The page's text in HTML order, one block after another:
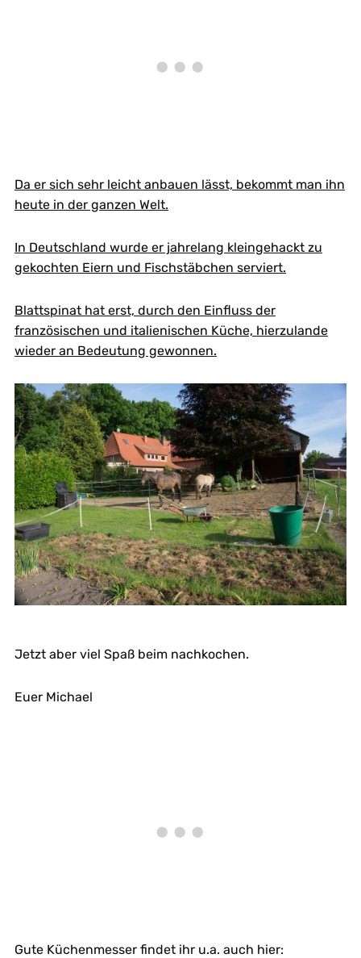
Da er sich sehr leicht anbauen lässt, bekommt man ihn
heute in der ganzen Welt.
In Deutschland wurde er jahrelang kleingehackt zu
gekochten Eiern und Fischstäbchen serviert.
Blattspinat hat erst, durch den Einfluss der
französischen und italienischen Küche, hierzulande
wieder an Bedeutung gewonnen.
Jetzt aber viel Spaß beim nachkochen.
Euer Michael
Gute Küchenmesser findet ihr u.a. auch hier: